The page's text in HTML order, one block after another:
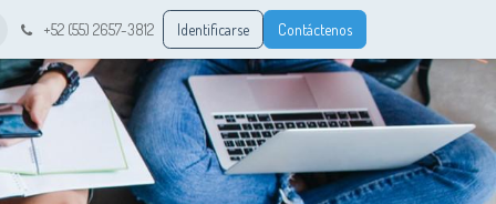
+52 (55) 2657-3812 Identificarse Contáctenos